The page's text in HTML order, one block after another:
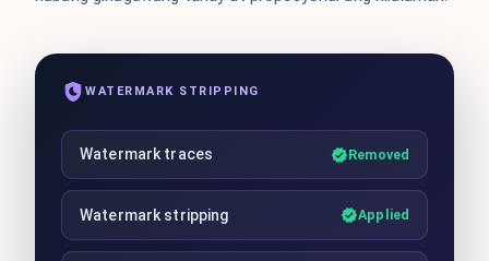
WATERMARK STRIPPING
Watermark traces Removed
Watermark stripping Applied